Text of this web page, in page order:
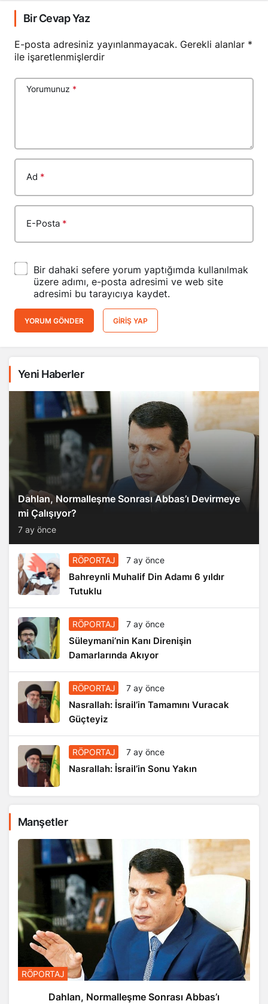
Bir Cevap Yaz
E-posta adresiniz yayınlanmayacak. Gerekli alanlar *
ile işaretlenmişlerdir
Yorumunuz *
Ad *
E-Posta *
Bir dahaki sefere yorum yaptığımda kullanılmak
üzere adımı, e-posta adresimi ve web site
adresimi bu tarayıcıya kaydet.
YORUM GÖNDER GIRIŞ YAP
Yeni Haberler
Dahlan, Normalleşme Sonrası Abbas’ı Devirmeye
mi Çalışıyor?
7 ay önce
RÖPORTAJ 7 ay önce
Bahreynli Muhalif Din Adamı 6 yıldır
Tutuklu
RÖPORTAJ 7 ay önce
Süleymani’nin Kanı Direnişin
Damarlarında Akıyor
RÖPORTAJ 7 ay önce
Nasrallah: İsrail’in Tamamını Vuracak
Güçteyiz
RÖPORTAJ 7 ay önce
Nasrallah: İsrail’in Sonu Yakın
Manşetler
RÖPORTAJ
Dahlan, Normalleşme Sonrası Abbas’ı